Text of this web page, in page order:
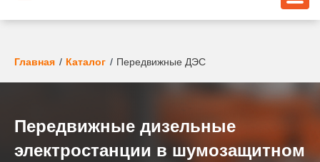
О компании
Главная Каталог Передвижные ДЭС
Передвижные дизельные
электростанции в шумозащитном